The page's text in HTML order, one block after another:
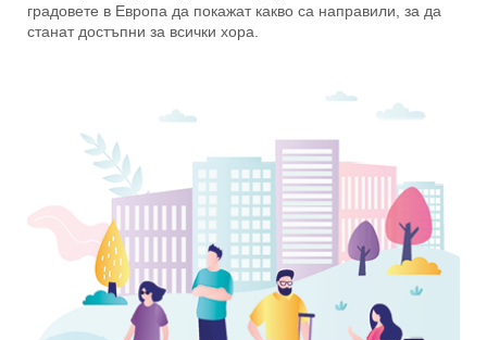
градовете в Европа да покажат какво са направили, за да
станат достъпни за всички хора.